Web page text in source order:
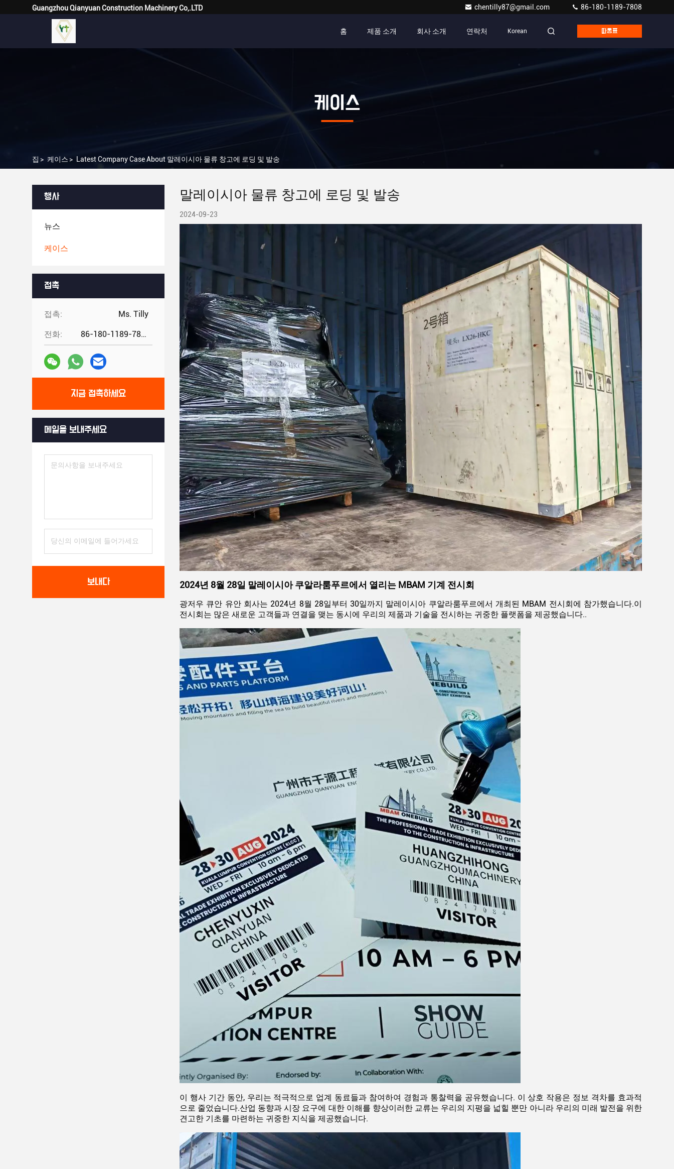
Guangzhou Qianyuan Construction Machinery Co,.LTD chentilly87@gmail.com 86-180-1189-7808
홈 제품 소개 회사 소개 연락처 Korean 따옴표
케이스
집 > 케이스 > Latest Company Case About 말레이시아 물류 창고에 로딩 및 발송
행사
뉴스
케이스
접촉
접촉: Ms. Tilly
전화: 86-180-1189-7808
지금 접촉하세요
메일을 보내주세요
보내다
말레이시아 물류 창고에 로딩 및 발송
2024-09-23
2024년 8월 28일 말레이시아 쿠알라룸푸르에서 열리는 MBAM 기계 전시회
광저우 큐안 유안 회사는 2024년 8월 28일부터 30일까지 말레이시아 쿠알라룸푸르에서 개최된 MBAM 전시회에 참가했습니다.이
전시회는 많은 새로운 고객들과 연결을 맺는 동시에 우리의 제품과 기술을 전시하는 귀중한 플랫폼을 제공했습니다..
이 행사 기간 동안, 우리는 적극적으로 업계 동료들과 참여하여 경험과 통찰력을 공유했습니다. 이 상호 작용은 정보 격차를 효과적
으로 줄었습니다.산업 동향과 시장 요구에 대한 이해를 향상이러한 교류는 우리의 지평을 넓힐 뿐만 아니라 우리의 미래 발전을 위한
견고한 기초를 마련하는 귀중한 지식을 제공했습니다.